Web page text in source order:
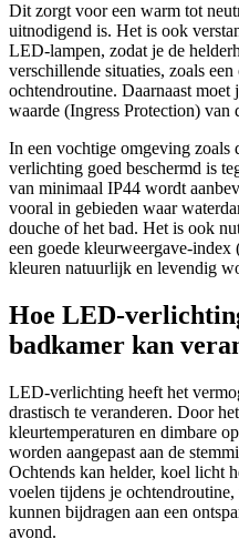
Dit zorgt voor een warm tot
uitnodigend is. Het is ook
LED-lampen, zodat je de
verschillende situaties, zoals
ochtendroutine. Daarnaast
waarde (Ingress Protection) van
In een vochtige omgeving zoals
verlichting goed beschermd is
van minimaal IP44 wordt
vooral in gebieden waar
douche of het bad. Het is ook
een goede kleurweergave-
kleuren natuurlijk en levendig
Hoe LED-
badkamer kan
LED-verlichting heeft het
drastisch te veranderen. Door
kleurtemperaturen en dimbare
worden aangepast aan de
Ochtends kan helder, koel licht
voelen tijdens je
kunnen bijdragen aan een
avond.